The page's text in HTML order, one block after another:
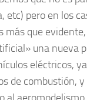
etc) pero en los
más que
una nueva
eléctricos,
de combustión,